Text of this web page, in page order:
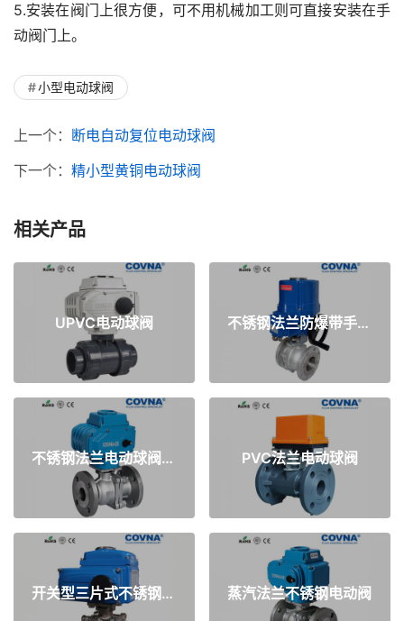
5.安装在阀门上很方便，可不用机械加工则可直接安装在手
动阀门上。
小型电动球阀
上一个： 断电自动复位电动球阀
下一个： 精小型黄铜电动球阀
相关产品
UPVC电动球阀 不锈钢法兰防爆带手轮电动球阀
不锈钢法兰电动球阀AC220V PVC法兰电动球阀
开关型三片式不锈钢电动球阀 蒸汽法兰不锈钢电动阀